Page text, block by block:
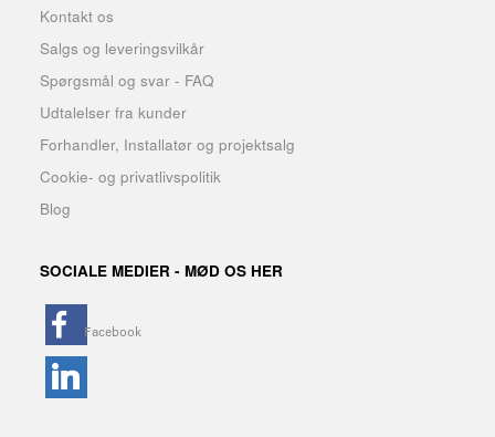
Kontakt os
Salgs og leveringsvilkår
Spørgsmål og svar - FAQ
Udtalelser fra kunder
Forhandler, Installatør og projektsalg
Cookie- og privatlivspolitik
Blog
SOCIALE MEDIER - MØD OS HER